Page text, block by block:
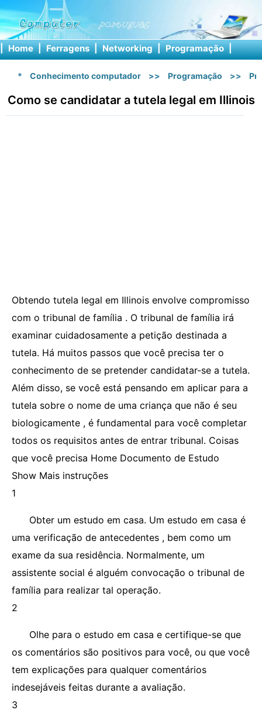
| Home | Ferragens | Networking | Programação |
* Conhecimento computador >> Programação >>
Como se candidatar a tutela legal em Illinois
Obtendo tutela legal em Illinois envolve compromisso
com o tribunal de família . O tribunal de família irá
examinar cuidadosamente a petição destinada a
tutela. Há muitos passos que você precisa ter o
conhecimento de se pretender candidatar-se a tutela.
Além disso, se você está pensando em aplicar para a
tutela sobre o nome de uma criança que não é seu
biologicamente , é fundamental para você completar
todos os requisitos antes de entrar tribunal. Coisas
que você precisa Home Documento de Estudo
Show Mais instruções
1
Obter um estudo em casa. Um estudo em casa é
uma verificação de antecedentes , bem como um
exame da sua residência. Normalmente, um
assistente social é alguém convocação o tribunal de
família para realizar tal operação.
2
Olhe para o estudo em casa e certifique-se que
os comentários são positivos para você, ou que você
tem explicações para qualquer comentários
indesejáveis ​​feitas durante a avaliação.
3